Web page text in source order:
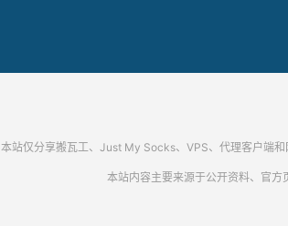
本站仅分享搬瓦工、Just My Socks、VPS、代理客户端
本站内容主要来源于公开资料、官